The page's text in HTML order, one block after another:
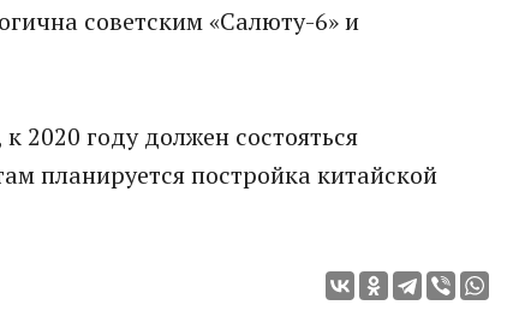
советским «Салюту-6» и
2020 году должен состояться
планируется постройка китайской